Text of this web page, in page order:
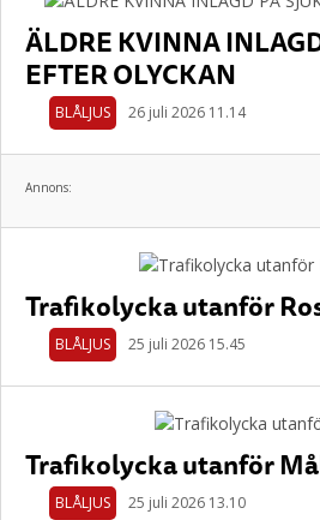
ÄLDRE KVINNA
EFTER OLYCKAN
BLÅLJUS 26 juli 2026 11.14
Annons:
Trafikolycka utanför
BLÅLJUS 25 juli 2026 15.45
Trafikolycka utanför
BLÅLJUS 25 juli 2026 13.10